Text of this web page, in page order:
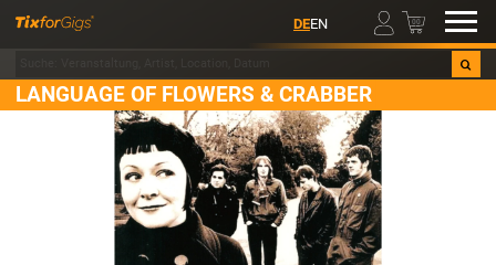
DEEN 00
LANGUAGE OF FLOWERS & CRABBER